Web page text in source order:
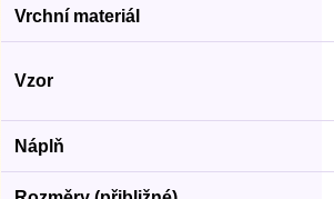
Vrchní materiál
Vzor
Náplň